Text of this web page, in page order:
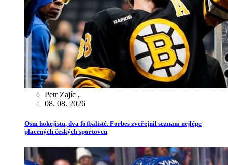
Petr Zajíc ,
08. 08. 2026
Osm hokejistů, dva fotbalisté. Forbes zveřejnil seznam nejlépe
placených českých sportovců